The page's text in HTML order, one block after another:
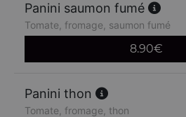
Panini saumon fumé
Tomate, fromage, saumon fumé
8.90€
Panini thon
Tomate, fromage, thon